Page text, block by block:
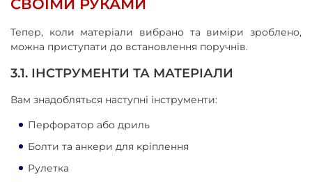
СВОЇМИ РУКАМИ
Тепер, коли матеріали вибрано та виміри зроблено,
можна приступати до встановлення поручнів.
3.1. ІНСТРУМЕНТИ ТА МАТЕРІАЛИ
Вам знадобляться наступні інструменти:
Перфоратор або дриль
Болти та анкери для кріплення
Рулетка